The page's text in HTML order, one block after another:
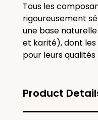
Tous les
rigoureusement
une base
et karité), dont les
pour leurs
Product